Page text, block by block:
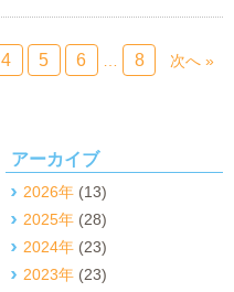
4 5 6 … 8 次へ »
アーカイブ
2026年 (13)
2025年 (28)
2024年 (23)
2023年 (23)